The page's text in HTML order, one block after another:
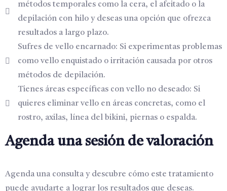
métodos temporales como la cera, el afeitado o la
depilación con hilo y deseas una opción que ofrezca
resultados a largo plazo.
Sufres de vello encarnado: Si experimentas problemas
como vello enquistado o irritación causada por otros
métodos de depilación.
Tienes áreas específicas con vello no deseado: Si
quieres eliminar vello en áreas concretas, como el
rostro, axilas, línea del bikini, piernas o espalda.
Agenda una sesión de valoración
Agenda una consulta y descubre cómo este tratamiento
puede ayudarte a lograr los resultados que deseas.